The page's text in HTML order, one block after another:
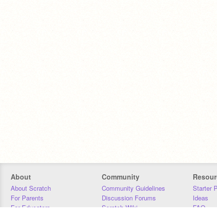
About
About Scratch
For Parents
For Educators
Community
Community Guidelines
Discussion Forums
Scratch Wiki
Starter
Ideas
FAQ